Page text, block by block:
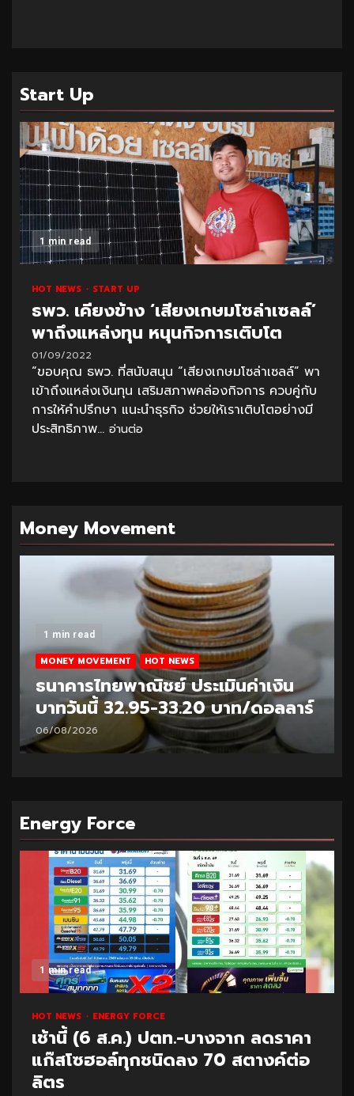
Start Up
1 min read
HOT NEWS START UP
ธพว. เคียงข้าง ‘เสียงเกษมโซล่าเซลล์’
พาถึงแหล่งทุน หนุนกิจการเติบโต
01/09/2022
“ขอบคุณ ธพว. ที่สนับสนุน “เสียงเกษมโซล่าเซลล์” พา
เข้าถึงแหล่งเงินทุน เสริมสภาพคล่องกิจการ ควบคู่กับ
การให้คำปรึกษา แนะนำธุรกิจ ช่วยให้เราเติบโตอย่างมี
ประสิทธิภาพ... อ่านต่อ
Money Movement
1 min read
MONEY MOVEMENT HOT NEWS
ธนาคารไทยพาณิชย์ ประเมินค่าเงิน
บาทวันนี้ 32.95-33.20 บาท/ดอลลาร์
06/08/2026
Energy Force
1 min read
HOT NEWS ENERGY FORCE
เช้านี้ (6 ส.ค.) ปตท.-บางจาก ลดราคา
แก๊สโซฮอล์ทุกชนิดลง 70 สตางค์ต่อ
ลิตร